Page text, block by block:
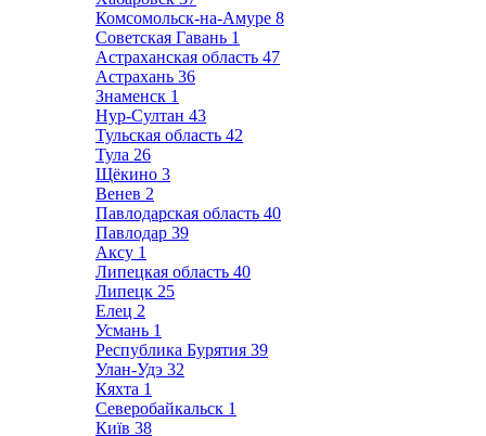
Комсомольск-на-Амуре 8
Советская Гавань 1
Астраханская область 47
Астрахань 36
Знаменск 1
Нур-Султан 43
Тульская область 42
Тула 26
Щёкино 3
Венев 2
Павлодарская область 40
Павлодар 39
Аксу 1
Липецкая область 40
Липецк 25
Елец 2
Усмань 1
Республика Бурятия 39
Улан-Удэ 32
Кяхта 1
Северобайкальск 1
Київ 38